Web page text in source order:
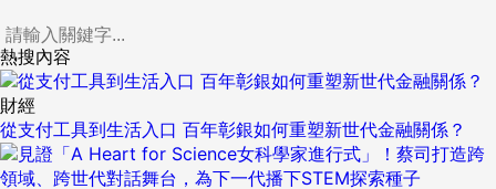
熱搜內容
財經
從支付工具到生活入口 百年彰銀如何重塑新世代金融關係？